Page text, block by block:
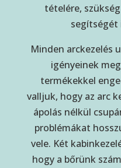
tételére,
segítségét
Minden arckezelés
igényeinek
termékekkel
valljuk, hogy az arc
ápolás nélkül
problémákat
vele. Két
hogy a bőrünk